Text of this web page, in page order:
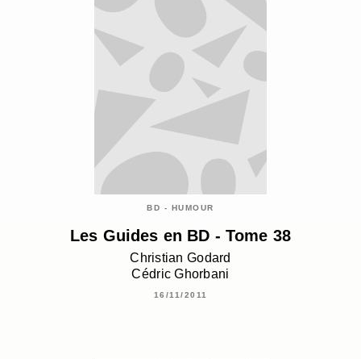
BD - HUMOUR
Les Guides en BD - Tome 38
Christian Godard
Cédric Ghorbani
16/11/2011